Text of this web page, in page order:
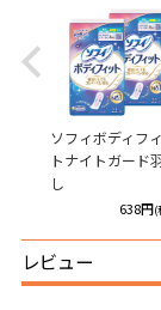
Previous
ソフィボディフ
トナイトガード
し
638円(
レビュー